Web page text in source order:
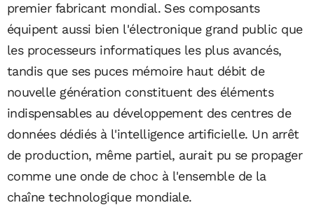
premier fabricant mondial. Ses composants
équipent aussi bien l'électronique grand public que
les processeurs informatiques les plus avancés,
tandis que ses puces mémoire haut débit de
nouvelle génération constituent des éléments
indispensables au développement des centres de
données dédiés à l'intelligence artificielle. Un arrêt
de production, même partiel, aurait pu se propager
comme une onde de choc à l'ensemble de la
chaîne technologique mondiale.